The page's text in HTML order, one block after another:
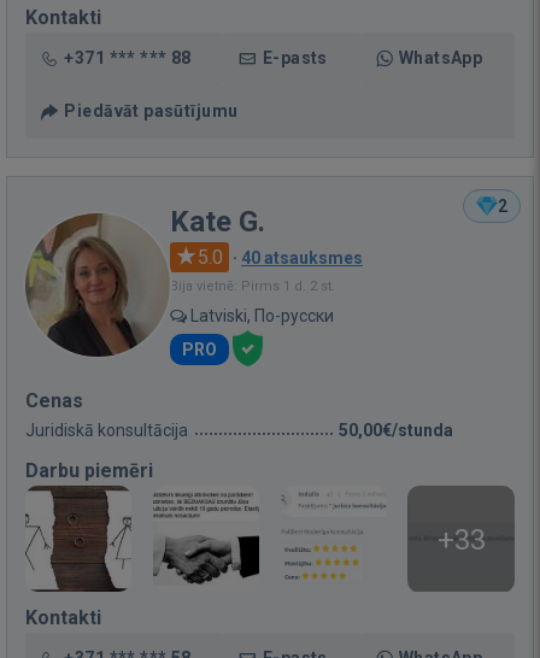
Kontakti
+371 *** *** 88 E-pasts WhatsApp
Piedāvāt pasūtījumu
2
Kate G.
5.0 · 40 atsauksmes
Bija vietnē: Pirms 1 d. 2 st.
Latviski, По-русски
PRO
Cenas
Juridiskā konsultācija 50,00€/stunda
Darbu piemēri
+33
Kontakti